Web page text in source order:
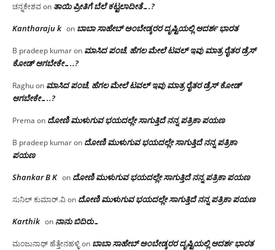
ಚನ್ನಕೇಶವon ತಾಯಿ ಪ್ರೀತಿಗೆ ಬೆಲೆ ಕಟ್ಟಲಾದೀತೆ….?
Kantharaju k on ಬಾಬಾ ಸಾಹೇಬ್ ಅಂಬೇಡ್ಕರರ ದೃಷ್ಟಿಯಲ್ಲಿ ಆದರ್ಶ ಭಾರತ
B pradeep kumaron ಮಾಸಿದ ಪಂಚೆ, ಹೆಗಲ ಮೇಲೆ ಟವಲ್‌ ಇವು ಮಾತ್ರ ರೈತರ ಡ್ರೆಸ್‌
ಕೋಡ್ ಆಗಬೇಕೇ…..?‌
Raghuon ಮಾಸಿದ ಪಂಚೆ, ಹೆಗಲ ಮೇಲೆ ಟವಲ್‌ ಇವು ಮಾತ್ರ ರೈತರ ಡ್ರೆಸ್‌ ಕೋಡ್
ಆಗಬೇಕೇ…..?‌
Prema on ದೋಣಿ ಮುಳುಗುವ ಭಯದಲ್ಲೇ ಸಾಗುತ್ತಿದೆ ನನ್ನ ಪತ್ರಿಕಾ ಪಯಣ
B pradeep kumaron ದೋಣಿ ಮುಳುಗುವ ಭಯದಲ್ಲೇ ಸಾಗುತ್ತಿದೆ ನನ್ನ ಪತ್ರಿಕಾ
ಪಯಣ
Shankar B K on ದೋಣಿ ಮುಳುಗುವ ಭಯದಲ್ಲೇ ಸಾಗುತ್ತಿದೆ ನನ್ನ ಪತ್ರಿಕಾ ಪಯಣ
ಸುನಿಲ್ ಕುಮಾರ್.ವಿon ದೋಣಿ ಮುಳುಗುವ ಭಯದಲ್ಲೇ ಸಾಗುತ್ತಿದೆ ನನ್ನ ಪತ್ರಿಕಾ ಪಯಣ
Karthik on ನಾನು ಬಿದಿರು…
ಮಂಜುನಾಥ್ ಹೆತ್ತೇನಹಳ್ಳಿon ಬಾಬಾ ಸಾಹೇಬ್ ಅಂಬೇಡ್ಕರರ ದೃಷ್ಟಿಯಲ್ಲಿ ಆದರ್ಶ ಭಾರತ